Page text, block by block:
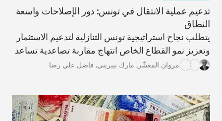
تدعيم عملية الانتقال في تونس: دور الإصلاحات واسعة
النطاق
يتطلب نجاح استراتيجية تونس التنازلية لتدعيم الاستثمار
وتعزيز نمو القطاع الخاص انتهاج مقاربة تصاعدية تساعد
على التصدّي للتحديات الأكثر إلحاحاً.
مروان المعشّر , مارك بييريني, فاضل علي رضا